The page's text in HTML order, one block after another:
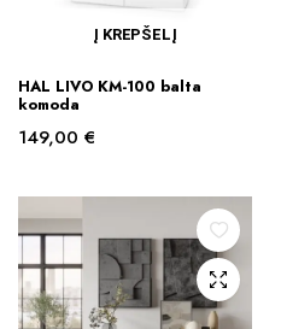
Į KREPŠELĮ
HAL LIVO KM-100 balta
komoda
149,00 €